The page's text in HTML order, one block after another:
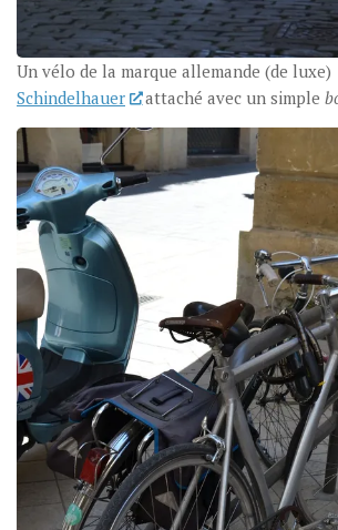
Un vélo de la marque allemande (de luxe)
Schindelhauer
attaché avec un simple